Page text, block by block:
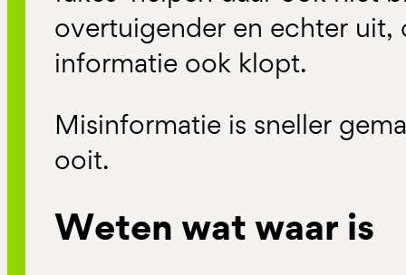
overtuigender en echter uit,
informatie ook klopt.
Misinformatie is sneller
ooit.
Weten wat waar is